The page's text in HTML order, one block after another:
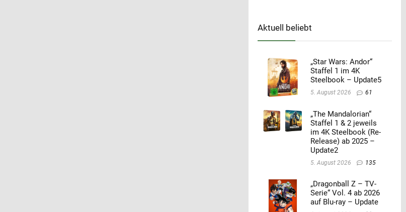
Aktuell beliebt
„Star Wars: Andor“
Staffel 1 im 4K
Steelbook – Update5
5. August 2026 61
„The Mandalorian“
Staffel 1 & 2 jeweils
im 4K Steelbook (Re-
Release) ab 2025 –
Update2
5. August 2026 135
„Dragonball Z – TV-
Serie“ Vol. 4 ab 2026
auf Blu-ray – Update